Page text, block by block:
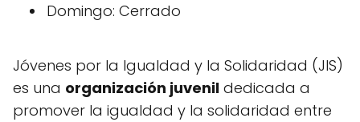
Domingo: Cerrado
Jóvenes por la Igualdad y la Solidaridad (JIS)
es una organización juvenil dedicada a
promover la igualdad y la solidaridad entre